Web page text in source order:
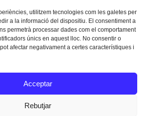
utilitzem tecnologies com les galetes per
a la informació del dispositiu. El consentiment a
permetrà processar dades com el comportament
únics en aquest lloc. No consentir o
afectar negativament a certes característiques i
Acceptar
Rebutjar
Instagram
Facebook
Twitter
Texts Legals